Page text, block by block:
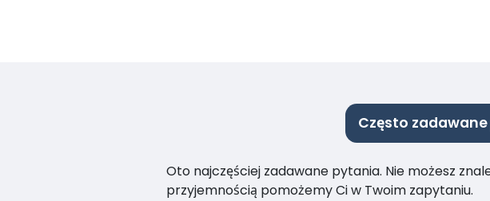
Często
Oto najczęściej zadawane pytania. Nie możesz
przyjemnością pomożemy Ci w Twoim zapytaniu.